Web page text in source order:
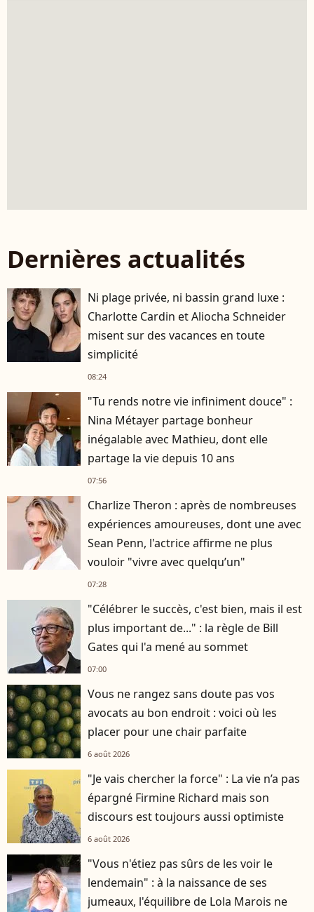
Dernières actualités
Ni plage privée, ni bassin grand luxe :
Charlotte Cardin et Aliocha Schneider
misent sur des vacances en toute
simplicité
08:24
"Tu rends notre vie infiniment douce" :
Nina Métayer partage bonheur
inégalable avec Mathieu, dont elle
partage la vie depuis 10 ans
07:56
Charlize Theron : après de nombreuses
expériences amoureuses, dont une avec
Sean Penn, l'actrice affirme ne plus
vouloir "vivre avec quelqu’un"
07:28
"Célébrer le succès, c'est bien, mais il est
plus important de..." : la règle de Bill
Gates qui l'a mené au sommet
07:00
Vous ne rangez sans doute pas vos
avocats au bon endroit : voici où les
placer pour une chair parfaite
6 août 2026
"Je vais chercher la force" : La vie n’a pas
épargné Firmine Richard mais son
discours est toujours aussi optimiste
6 août 2026
"Vous n'étiez pas sûrs de les voir le
lendemain" : à la naissance de ses
jumeaux, l'équilibre de Lola Marois ne